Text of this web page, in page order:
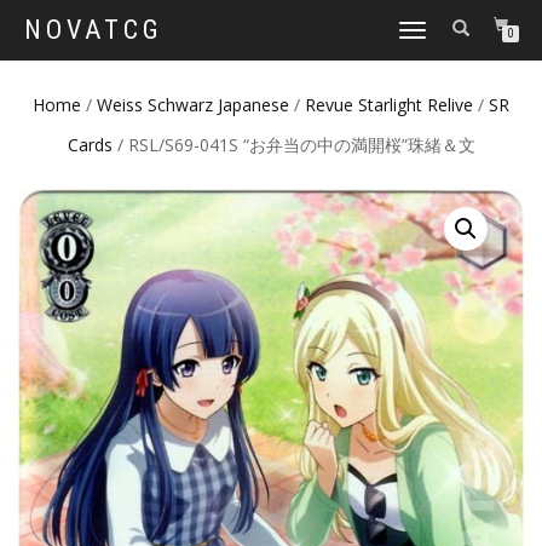
NOVATCG
TOGGLE
0
Home / Weiss Schwarz Japanese / Revue Starlight Relive / SR
Cards / RSL/S69-041S “お弁当の中の満開桜”珠緒＆文